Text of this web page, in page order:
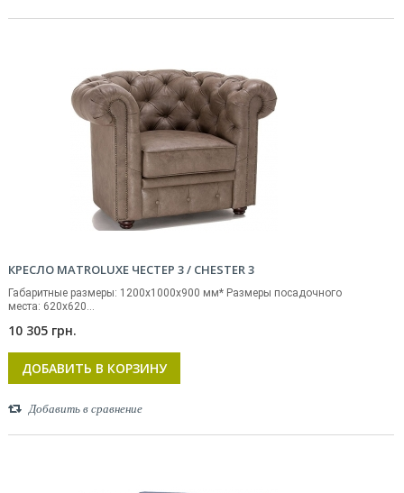
КРЕСЛО MATROLUXE ЧЕСТЕР 3 / CHESTER 3
Габаритные размеры: 1200х1000х900 мм* Размеры посадочного
места: 620х620...
10 305 грн.
ДОБАВИТЬ В КОРЗИНУ
Добавить в сравнение